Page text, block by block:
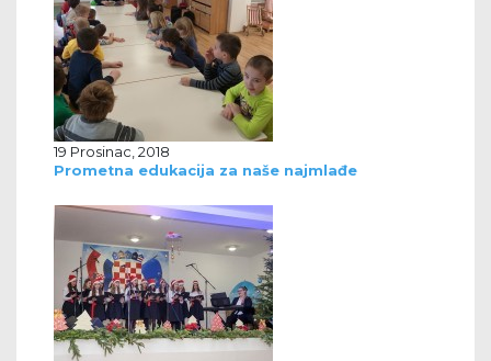
19 Prosinac, 2018
Prometna edukacija za naše najmlađe